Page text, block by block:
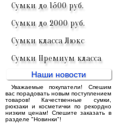
Сумки до 1500 руб.
Сумки до 2000 руб.
Сумки класса Люкс
Сумки Премиум класса
Наши новости
Уважаемые покупатели! Спешим
вас порадовать новым поступлением
товаров! Качественные сумки,
рюкзаки и косметички по рекордно
низким ценам! Спешите заказать в
разделе "Новинки"!